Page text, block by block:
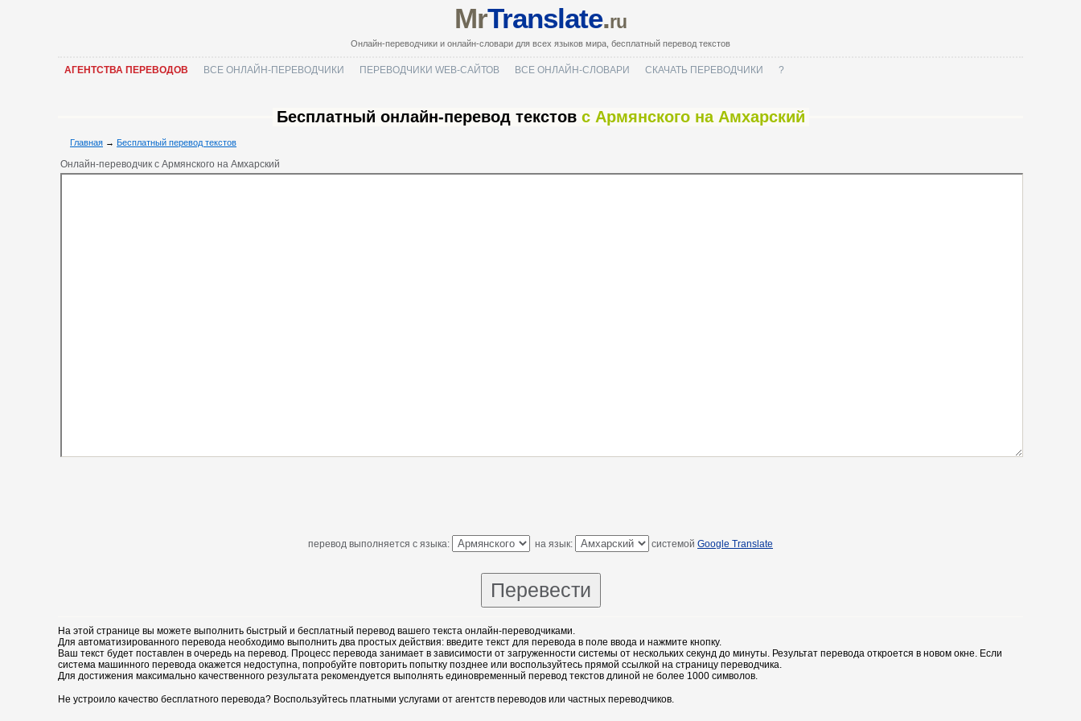
MrTranslate.ru
Онлайн-переводчики и онлайн-словари для всех языков мира, бесплатный перевод текстов
АГЕНТСТВА ПЕРЕВОДОВ ВСЕ ОНЛАЙН-ПЕРЕВОДЧИКИ ПЕРЕВОДЧИКИ WEB-САЙТОВ ВСЕ ОНЛАЙН-СЛОВАРИ СКАЧАТЬ ПЕРЕВОДЧИКИ ?
Бесплатный онлайн-перевод текстов с Армянского на Амхарский
Главная → Бесплатный перевод текстов
Онлайн-переводчик с Армянского на Амхарский
перевод выполняется с языка: на язык: системой Google Translate
На этой странице вы можете выполнить быстрый и бесплатный перевод вашего текста онлайн-переводчиками.
Для автоматизированного перевода необходимо выполнить два простых действия: введите текст для перевода в поле ввода и нажмите кнопку.
Ваш текст будет поставлен в очередь на перевод. Процесс перевода занимает в зависимости от загруженности системы от нескольких секунд до минуты. Результат перевода откроется в новом окне. Если
система машинного перевода окажется недоступна, попробуйте повторить попытку позднее или воспользуйтесь прямой ссылкой на страницу переводчика.
Для достижения максимально качественного результата рекомендуется выполнять единовременный перевод текстов длиной не более 1000 символов.
Не устроило качество бесплатного перевода? Воспользуйтесь платными услугами от агентств переводов или частных переводчиков.